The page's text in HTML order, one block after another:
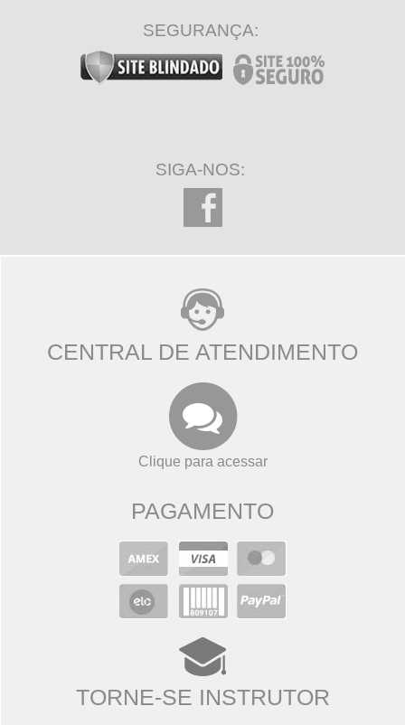
SEGURANÇA:
SIGA-NOS:
CENTRAL DE ATENDIMENTO
Clique para acessar
PAGAMENTO
TORNE-SE INSTRUTOR